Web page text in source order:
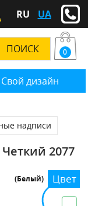
RU UA
Свой дизайн
0
надписи
2077
Цвет
(Белый)